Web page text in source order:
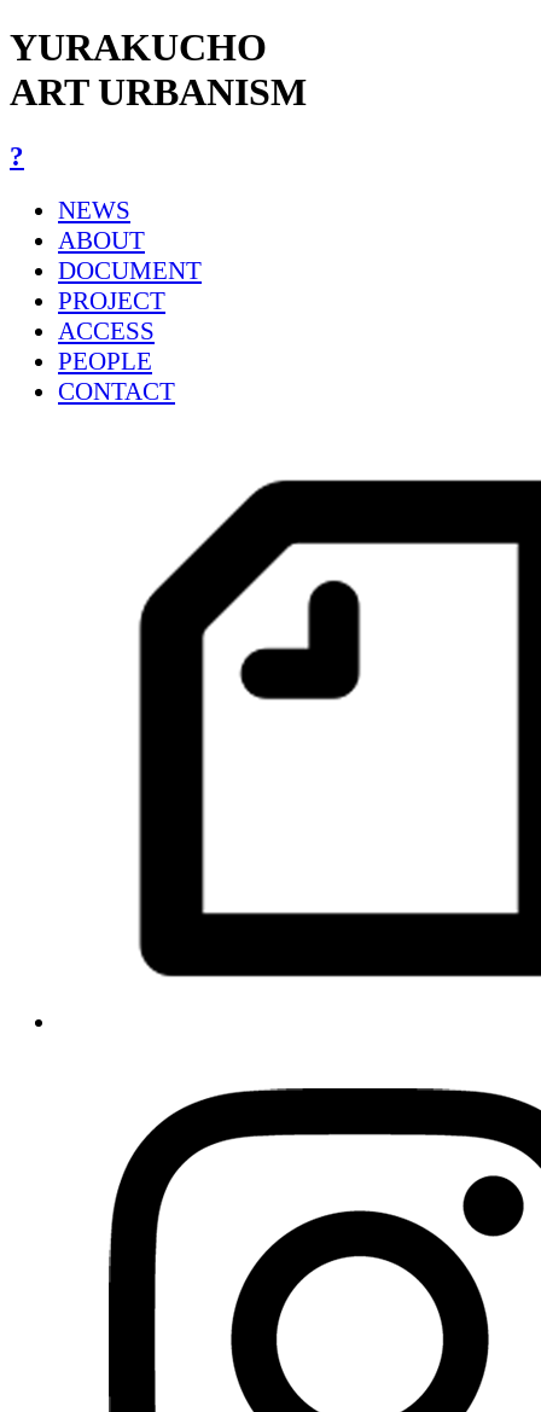
YURAKUCHO
ART URBANISM
?
NEWS
ABOUT
DOCUMENT
PROJECT
ACCESS
PEOPLE
CONTACT